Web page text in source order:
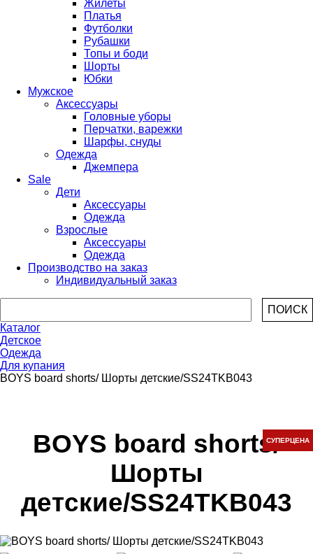
Жилеты
Платья
Футболки
Рубашки
Топы и боди
Шорты
Юбки
Мужское
Аксессуары
Головные уборы
Перчатки, варежки
Шарфы, снуды
Одежда
Джемпера
Sale
Дети
Аксессуары
Одежда
Взрослые
Аксессуары
Одежда
Производство на заказ
Индивидуальный заказ
Каталог
Детское
Одежда
Для купания
BOYS board shorts/ Шорты детские/SS24TKB043
BOYS board shorts/
Шорты
детские/SS24TKB043
СУПЕРЦЕНА